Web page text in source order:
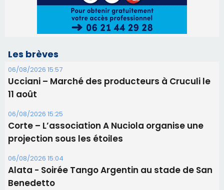
Les brèves
06/08/2026 15:57
Ucciani – Marché des producteurs à Cruculi le
11 août
06/08/2026 15:25
Corte – L’association A Nuciola organise une
projection sous les étoiles
06/08/2026 15:04
Alata - Soirée Tango Argentin au stade de San
Benedetto